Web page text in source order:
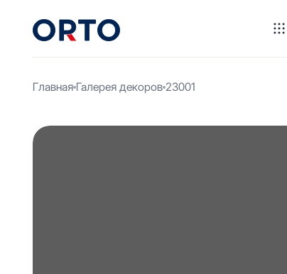
Главная Галерея декоров 23001